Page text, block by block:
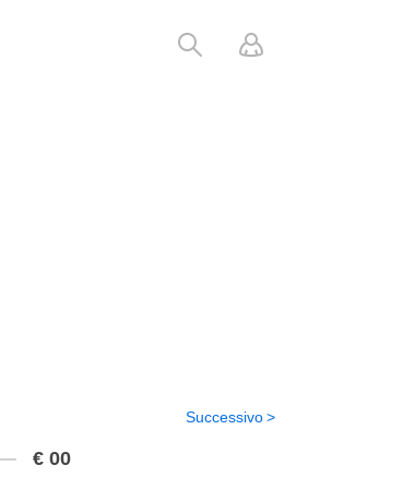
€ 00
Successivo